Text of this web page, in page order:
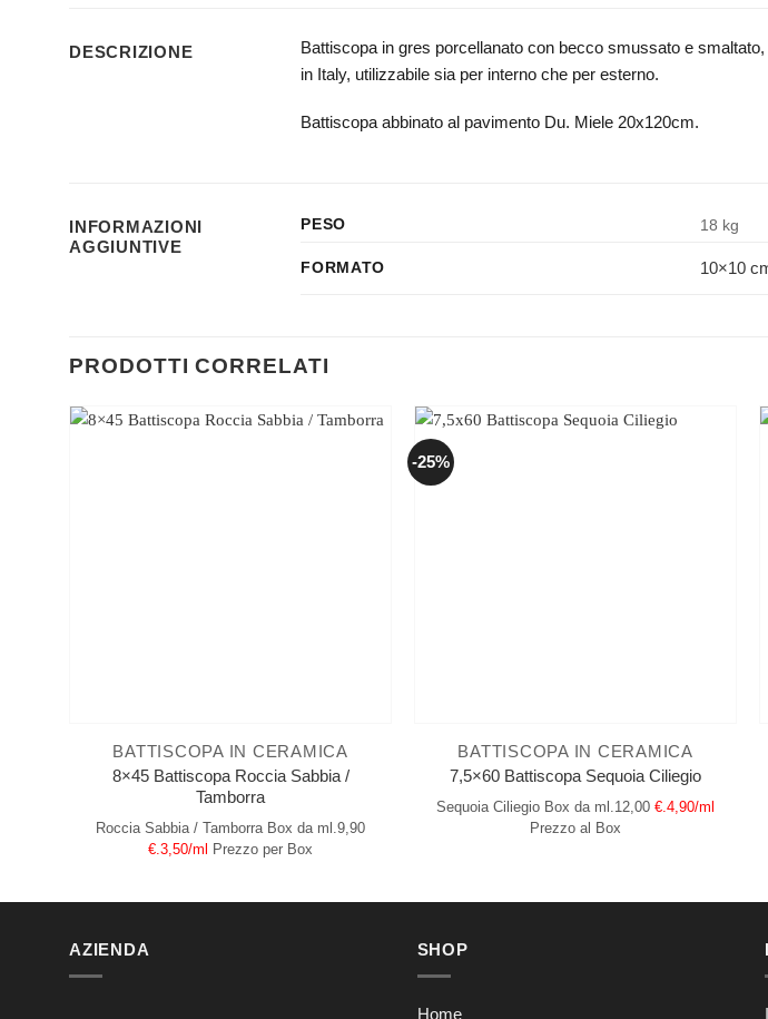
DESCRIZIONE
Battiscopa in gres porcellanato con becco smussato e
in Italy, utilizzabile sia per interno che per esterno.
Battiscopa abbinato al pavimento Du. Miele 20x120cm.
INFORMAZIONI
AGGIUNTIVE
PESO 18 kg
FORMATO 10×10
PRODOTTI CORRELATI
BATTISCOPA IN CERAMICA
8×45 Battiscopa Roccia Sabbia /
Tamborra
Roccia Sabbia / Tamborra Box da ml.9,90
€.3,50/ml Prezzo per Box
-25%
BATTISCOPA IN CERAMICA
7,5×60 Battiscopa Sequoia Ciliegio
Sequoia Ciliegio Box da ml.12,00 €.4,90/ml
Prezzo al Box
AZIENDA SHOP
Home